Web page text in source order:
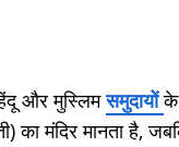
और मुस्लिमसमुदायोंके
का मंदिर मानता है,